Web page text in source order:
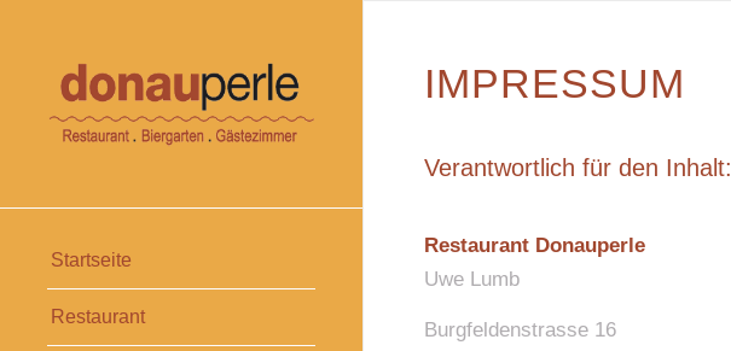
Startseite
Restaurant
IMPRESSUM
Verantwortlich für den Inhalt:
Restaurant Donauperle
Uwe Lumb
Burgfeldenstrasse 16